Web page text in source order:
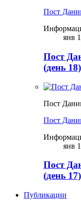
Пост
янв
Пост
(день 18)
Пост
Пост
янв
Пост
(день 17)
Публикации